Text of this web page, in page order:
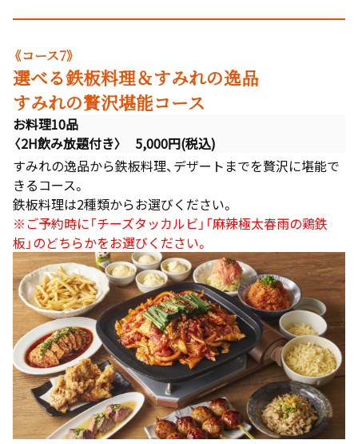
《コース7》
選べる鉄板料理＆すみれの逸品
すみれの贅沢堪能コース
お料理10品
〈2H飲み放題付き〉 5,000円(税込)
すみれの逸品から鉄板料理、デザートまでを贅沢に堪能で
きるコース。
鉄板料理は2種類からお選びください。
※ご予約時に「チーズタッカルビ」「麻辣極太春雨の鶏鉄
板」のどちらかをお選びください。